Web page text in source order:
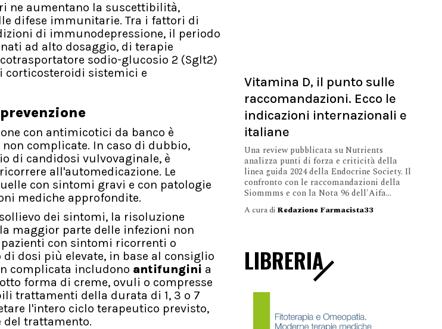
ne aumentano la suscettibilità,
difese immunitarie. Tra i fattori di
di immunodepressione, il periodo
ad alto dosaggio, di terapie
sodio-glucosio 2 (Sglt2)
sistemici e
con antimicotici da banco è
complicate. In caso di dubbio,
di candidosi vulvovaginale, è
all'automedicazione. Le
con sintomi gravi e con patologie
mediche approfondite.
dei sintomi, la risoluzione
maggior parte delle infezioni non
con sintomi ricorrenti o
dosi più elevate, in base al consiglio
complicata includono antifungini a
forma di creme, ovuli o compresse
trattamenti della durata di 1, 3 o 7
l'intero ciclo terapeutico previsto,
trattamento.
Vitamina D, il punto sulle
raccomandazioni. Ecco le
indicazioni internazionali e
italiane
Una review pubblicata su Nutrients
analizza punti di forza e criticità della
linea guida 2024 della Endocrine Society. Il
confronto con le raccomandazioni della
Siommms e con la Nota 96 dell'Aifa...
A cura di Redazione Farmacista33
LIBRERIA